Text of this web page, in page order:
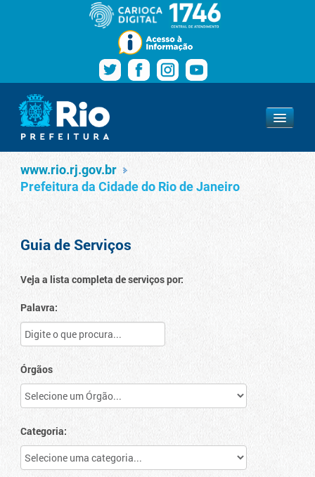
Pular para o conteúdo
Navegação
www.rio.rj.gov.br
Serviços
www.rio.rj.gov.br
Prefeitura da Cidade do Rio de Janeiro
Guia de Serviços
Veja a lista completa de serviços por:
Palavra:
Órgãos
Categoria: